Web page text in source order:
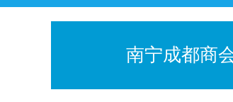
南宁成都商